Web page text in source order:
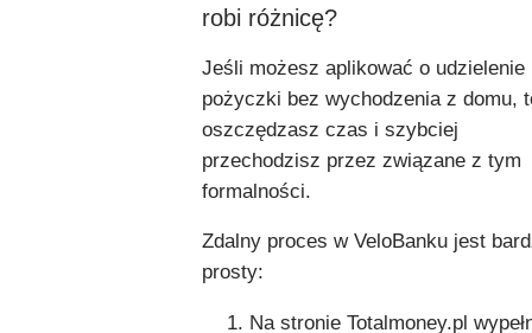
robi różnicę?
Jeśli możesz aplikować o udzielenie
pożyczki bez wychodzenia z domu,
oszczędzasz czas i szybciej
przechodzisz przez związane z tym
formalności.
Zdalny proces w VeloBanku jest
prosty:
Na stronie Totalmoney.pl